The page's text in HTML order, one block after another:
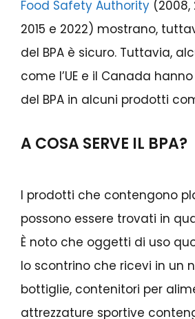
Food Safety Authority (2008,
2015 e 2022) mostrano,
del BPA è sicuro. Tuttavia,
come l’UE e il Canada
del BPA in alcuni prodotti
A COSA SERVE IL BPA?
I prodotti che contengono
possono essere trovati in
È noto che oggetti di uso
lo scontrino che ricevi in ​​un
bottiglie, contenitori per
attrezzature sportive